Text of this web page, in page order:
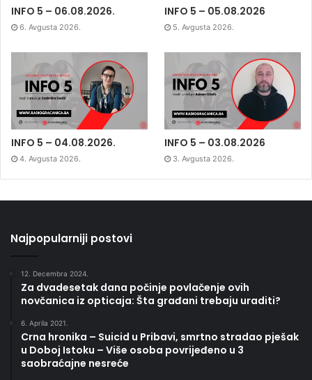
INFO 5 – 06.08.2026.
6. Avgusta 2026.
INFO 5 – 05.08.2026
5. Avgusta 2026.
INFO 5 – 04.08.2026.
4. Avgusta 2026.
INFO 5 – 03.08.2026
3. Avgusta 2026.
Najpopularniji postovi
12. Decembra 2024.
Za dvadesetak dana počinje povlačenje ovih
novčanica iz opticaja: Šta građani trebaju uraditi?
6. Aprila 2021.
Crna hronika – Suicid u Pribavi, smrtno stradao pješak
u Doboj Istoku – Više osoba povrijeđeno u 3
saobraćajne nesreće